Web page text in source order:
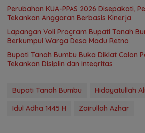
Perubahan KUA-PPAS 2026 Disepakati,
Tekankan Anggaran Berbasis Kinerja
Lapangan Voli Program Bupati Tanah
Berkumpul Warga Desa Madu Retno
Bupati Tanah Bumbu Buka Diklat Calon
Tekankan Disiplin dan Integritas
Bupati Tanah Bumbu
Hidayatullah Ali
Idul Adha 1445 H
Zairullah Azhar